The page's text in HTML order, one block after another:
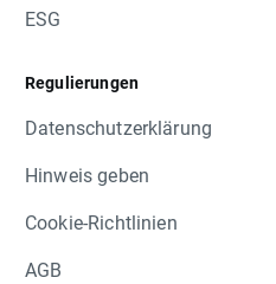
ESG
Regulierungen
Datenschutzerklärung
Hinweis geben
Cookie-Richtlinien
AGB